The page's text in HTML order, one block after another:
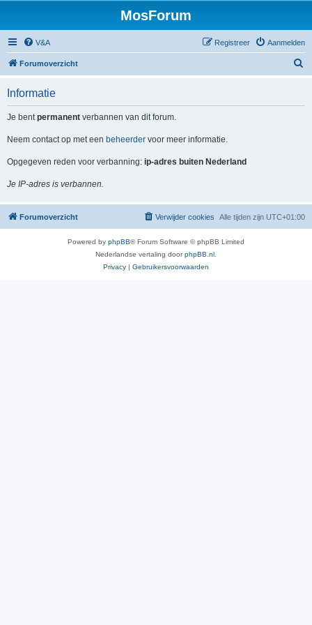
MosForum
V&A Aanmelden
Registreer
Forumoverzicht
Informatie
Je bentpermanent verbannen van dit forum.
Neem contact op met een beheerder voor meer informatie.
Opgegeven reden voor verbanning: ip-adres buiten Nederland
Je IP-adres is verbannen.
Forumoverzicht Alle tijden zijn UTC+01:00
Verwijder cookies
Powered by phpBB® Forum Software © phpBB Limited
Nederlandse vertaling doorphpBB.nl
Privacy | Gebruikersvoorwaarden